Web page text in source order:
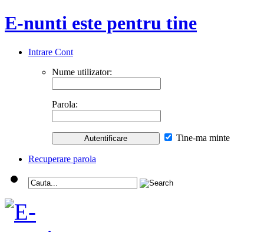
E-nunti este pentru tine
Intrare Cont
Nume utilizator:
Parola:
Tine-ma minte
Recuperare parola